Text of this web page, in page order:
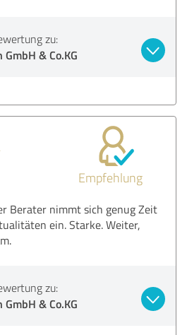
zu:
& Co.KG
Empfehlung
Berater nimmt sich genug Zeit
ein. Starke. Weiter,
zu:
& Co.KG